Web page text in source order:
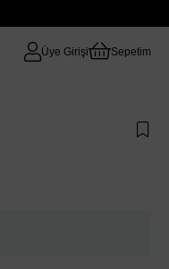
Üye Girişi Sepetim